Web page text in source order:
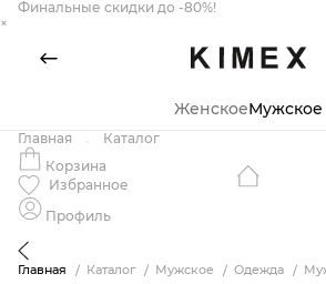
Финальные скидки до -80%!
×
ЖенскоеМужское
Главная
Каталог
Корзина
Избранное
Профиль
Главная Каталог Мужское Одежда